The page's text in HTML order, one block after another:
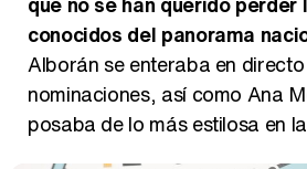
conocidos del panorama
Alborán se enteraba en
nominaciones, así como Ana
posaba de lo más estilosa en